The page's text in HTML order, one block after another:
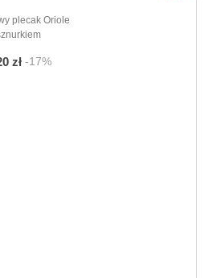
plecak Oriole
zł -17%